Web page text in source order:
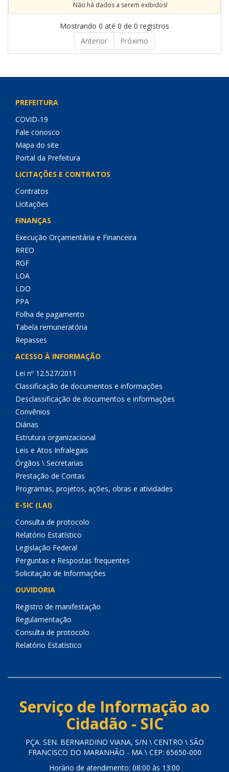
Não há dados a serem exibidos!
Mostrando 0 até 0 de 0 registros
Anterior
Próximo
PREFEITURA
COVID-19
Fale conosco
Mapa do site
Portal da Prefeitura
LICITAÇÕES E CONTRATOS
Contratos
Licitações
FINANÇAS
Execução Orçamentária e Financeira
RREO
RGF
LOA
LDO
PPA
Folha de pagamento
Tabela remuneratória
Repasses
ACESSO À INFORMAÇÃO
Lei nº 12.527/2011
Classificação de documentos e informações
Desclassificação de documentos e informações
Convênios
Diárias
Estrutura organizacional
Leis e Atos Infralegais
Órgãos \ Secretarias
Prestação de Contas
Programas, projetos, ações, obras e atividades
E-SIC (LAI)
Consulta de protocolo
Relatório Estatístico
Legislação Federal
Perguntas e Respostas frequentes
Solicitação de Informações
OUVIDORIA
Registro de manifestação
Regulamentação
Consulta de protocolo
Relatório Estatístico
Serviço de Informação ao
Cidadão - SIC
PÇA. SEN. BERNARDINO VIANA, S/N \ CENTRO \ SÃO
FRANCISCO DO MARANHÃO - MA \ CEP: 65650-000
Horário de atendimento: 08:00 às 13:00